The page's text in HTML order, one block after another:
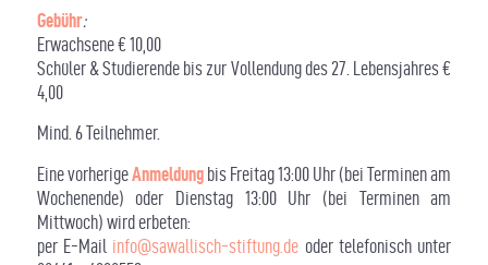
Gebühr:
Erwachsene € 10,00
Schüler & Studierende bis zur Vollendung des 27. Lebensjahres €
4,00
Mind. 6 Teilnehmer.
Eine vorherigeAnmeldung bis Freitag 13:00 Uhr (bei Terminen am
Wochenende) oder Dienstag 13:00 Uhr (bei Terminen am
Mittwoch) wird erbeten:
per E-Mail info@sawallisch-stiftung.de oder telefonisch unter